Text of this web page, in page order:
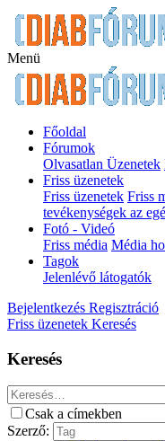
Menü
Főoldal
Fórumok
Olvasatlan Üzenetek
Friss üzenetek
Friss üzenetek Friss
tevékenységek az
Fotó - Videó
Friss média Média
Tagok
Jelenlévő látogatók
Bejelentkezés Regisztráció
Friss üzenetek Keresés
Keresés
Csak a címekben
Szerző: